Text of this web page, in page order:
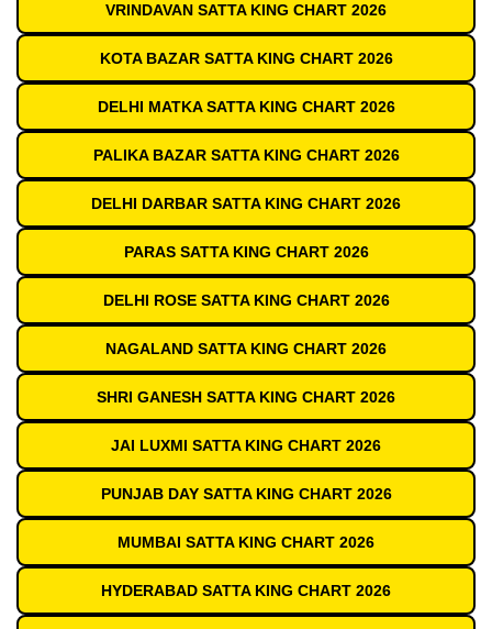
VRINDAVAN SATTA KING CHART 2026
KOTA BAZAR SATTA KING CHART 2026
DELHI MATKA SATTA KING CHART 2026
PALIKA BAZAR SATTA KING CHART 2026
DELHI DARBAR SATTA KING CHART 2026
PARAS SATTA KING CHART 2026
DELHI ROSE SATTA KING CHART 2026
NAGALAND SATTA KING CHART 2026
SHRI GANESH SATTA KING CHART 2026
JAI LUXMI SATTA KING CHART 2026
PUNJAB DAY SATTA KING CHART 2026
MUMBAI SATTA KING CHART 2026
HYDERABAD SATTA KING CHART 2026